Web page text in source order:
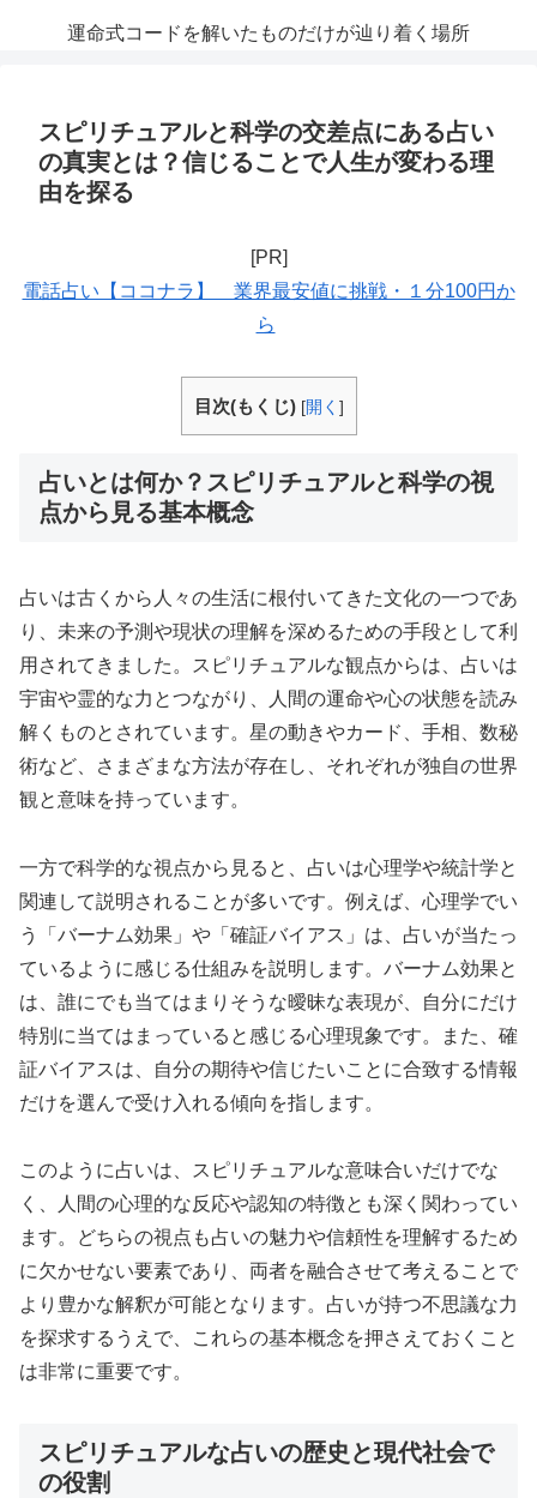
運命式コードを解いたものだけが辿り着く場所
スピリチュアルと科学の交差点にある占い
の真実とは？信じることで人生が変わる理
由を探る
[PR]
電話占い【ココナラ】 業界最安値に挑戦・１分100円か
ら
目次(もくじ) [開く ]
占いとは何か？スピリチュアルと科学の視
点から見る基本概念
占いは古くから人々の生活に根付いてきた文化の一つであ
り、未来の予測や現状の理解を深めるための手段として利
用されてきました。スピリチュアルな観点からは、占いは
宇宙や霊的な力とつながり、人間の運命や心の状態を読み
解くものとされています。星の動きやカード、手相、数秘
術など、さまざまな方法が存在し、それぞれが独自の世界
観と意味を持っています。
一方で科学的な視点から見ると、占いは心理学や統計学と
関連して説明されることが多いです。例えば、心理学でい
う「バーナム効果」や「確証バイアス」は、占いが当たっ
ているように感じる仕組みを説明します。バーナム効果と
は、誰にでも当てはまりそうな曖昧な表現が、自分にだけ
特別に当てはまっていると感じる心理現象です。また、確
証バイアスは、自分の期待や信じたいことに合致する情報
だけを選んで受け入れる傾向を指します。
このように占いは、スピリチュアルな意味合いだけでな
く、人間の心理的な反応や認知の特徴とも深く関わってい
ます。どちらの視点も占いの魅力や信頼性を理解するため
に欠かせない要素であり、両者を融合させて考えることで
より豊かな解釈が可能となります。占いが持つ不思議な力
を探求するうえで、これらの基本概念を押さえておくこと
は非常に重要です。
スピリチュアルな占いの歴史と現代社会で
の役割